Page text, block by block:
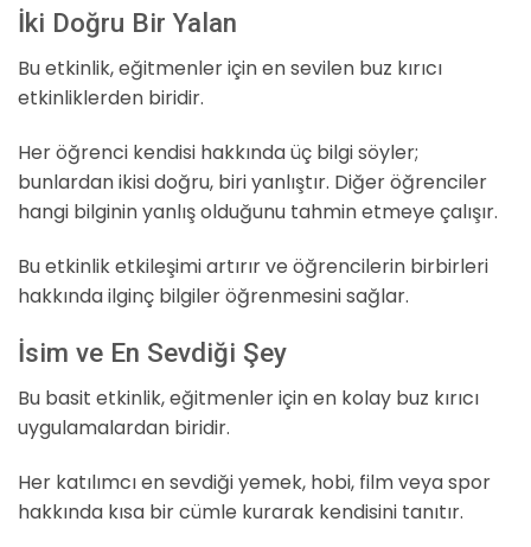
İki Doğru Bir Yalan
Bu etkinlik, eğitmenler için en sevilen buz kırıcı
etkinliklerden biridir.
Her öğrenci kendisi hakkında üç bilgi söyler;
bunlardan ikisi doğru, biri yanlıştır. Diğer öğrenciler
hangi bilginin yanlış olduğunu tahmin etmeye çalışır.
Bu etkinlik etkileşimi artırır ve öğrencilerin birbirleri
hakkında ilginç bilgiler öğrenmesini sağlar.
İsim ve En Sevdiği Şey
Bu basit etkinlik, eğitmenler için en kolay buz kırıcı
uygulamalardan biridir.
Her katılımcı en sevdiği yemek, hobi, film veya spor
hakkında kısa bir cümle kurarak kendisini tanıtır.